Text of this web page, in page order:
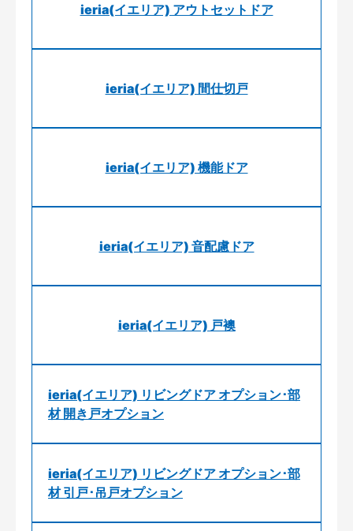
ieria(イエリア) アウトセットドア
ieria(イエリア) 間仕切戸
ieria(イエリア) 機能ドア
ieria(イエリア) 音配慮ドア
ieria(イエリア) 戸襖
ieria(イエリア) リビングドア オプション･部
材 開き戸オプション
ieria(イエリア) リビングドア オプション･部
材 引戸･吊戸オプション